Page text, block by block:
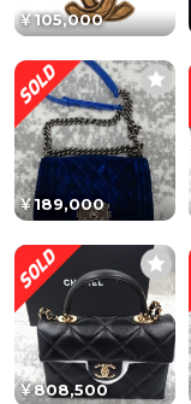
￥105,000
￥189,000
￥808,500